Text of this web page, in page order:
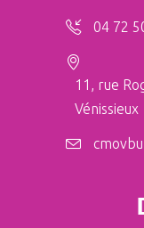
04 72
11, rue
Vénissieux